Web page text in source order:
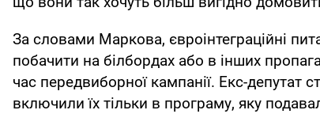
За словами Маркова, євроінтеграційні
побачити на білбордах або в інших
час передвиборної кампанії. Екс-депутат
включили їх тільки в програму, яку